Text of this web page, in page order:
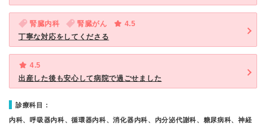
腎臓内科 腎臓がん
4.5
丁寧な対応をしてくださる
4.5
出産した後も安心して病院で過ごせました
診療科目：
内科、呼吸器内科、循環器内科、消化器内科、内分泌代謝科、糖尿病科、神経